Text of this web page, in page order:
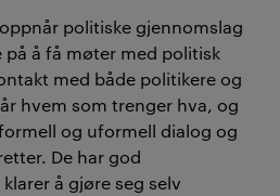
politiske gjennomslag
på å få møter med politisk
med både politikere og
hvem som trenger hva, og
og uformell dialog og
De har god
å gjøre seg selv